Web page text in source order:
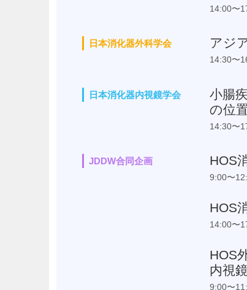
14:00〜
日本消化器外科学会 アジ
14:30〜
日本消化器内視鏡学会
小腸
の位
14:30〜
JDDW合同企画 HOS
9:00〜
HOS
14:00〜
HOS
内視
9:00〜